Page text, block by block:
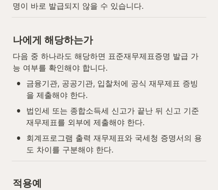
명이 바로 발급되지 않을 수 있습니다.
나에게 해당하는가
다음 중 하나라도 해당하면 표준재무제표증명 발급 가
능 여부를 확인해야 합니다.
•
금융기관, 공공기관, 입찰처에 공식 재무제표 증빙
을 제출해야 한다.
•
법인세 또는 종합소득세 신고가 끝난 뒤 신고 기준
재무제표를 외부에 제출해야 한다.
•
회계프로그램 출력 재무제표와 국세청 증명서의 용
도 차이를 구분해야 한다.
적용예